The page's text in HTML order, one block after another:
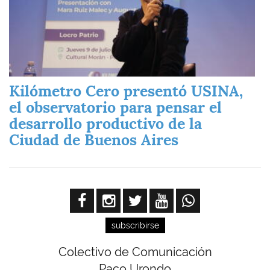
Kilómetro Cero presentó USINA,
el observatorio para pensar el
desarrollo productivo de la
Ciudad de Buenos Aires
subscribirse
Colectivo de Comunicación